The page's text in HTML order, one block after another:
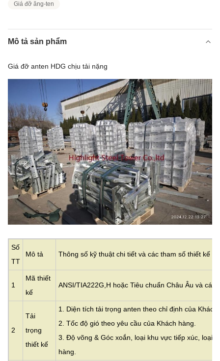
Giá đỡ ăng-ten
Mô tả sản phẩm
Giá đỡ anten HDG chịu tải nặng
Số
TT
Mô tả Thông số kỹ thuật chi tiết và các tham số thiết kế
1
Mã thiết
kế
ANSI/TIA222G,H hoặc Tiêu chuẩn Châu Âu và các
2
Tải
trọng
thiết kế
1. Diện tích tải trọng anten theo chỉ định của
2. Tốc độ gió theo yêu cầu của Khách hàng.
3. Độ võng & Góc xoắn, loại khu vực tiếp xúc, loại
hàng.